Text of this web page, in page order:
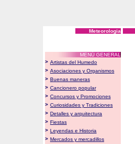
Meteorologia
MENÚ GENERAL
> Artistas del Humedo
> Asociaciones y Organismos
> Buenas maneras
> Cancionero popular
> Concursos y Promociones
> Curiosidades y Tradiciones
> Detalles y arquitectura
> Fiestas
> Leyendas e Historia
> Mercados y mercadillos